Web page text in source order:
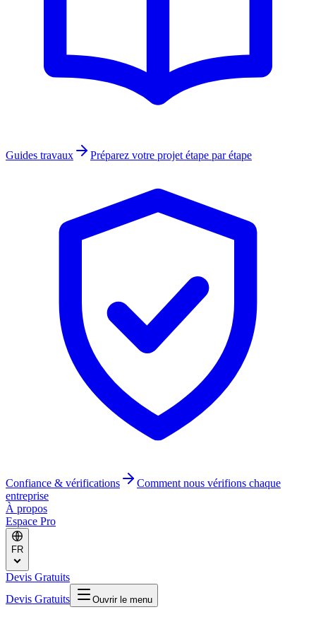
Guides travaux Préparez votre projet étape par étape
Confiance & vérifications
Comment nous vérifions chaque
entreprise
À propos
Espace Pro
FR
Devis Gratuits
Devis Gratuits
Ouvrir le menu